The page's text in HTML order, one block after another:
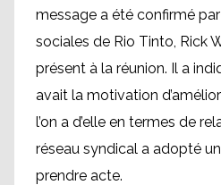
message a été confirmé
sociales de Rio Tinto, Rick
présent à la réunion. Il a
avait la motivation
l’on a d’elle en termes de
réseau syndical a adopté
prendre acte.